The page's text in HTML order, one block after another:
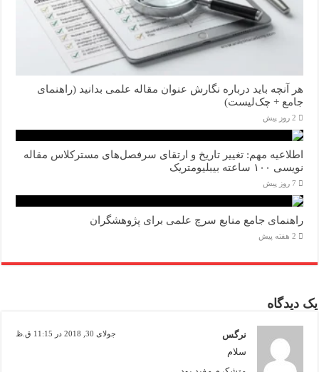
هر آنچه باید درباره نگارش عنوان مقاله علمی بدانید (راهنمای
جامع + چک‌لیست)
2 روز پیش
اطلاعیه مهم: تغییر تاریخ و ارتقای سرفصل‌های مسترکلاس مقاله
نویسی ۱۰۰ ساعته بیبلیومتریک
7 روز پیش
راهنمای جامع منابع سرچ علمی برای پژوهشگران
2 هفته پیش
یک دیدگاه
نرگس جولای 30, 2018 در 11:15 ق.ظ
سلام